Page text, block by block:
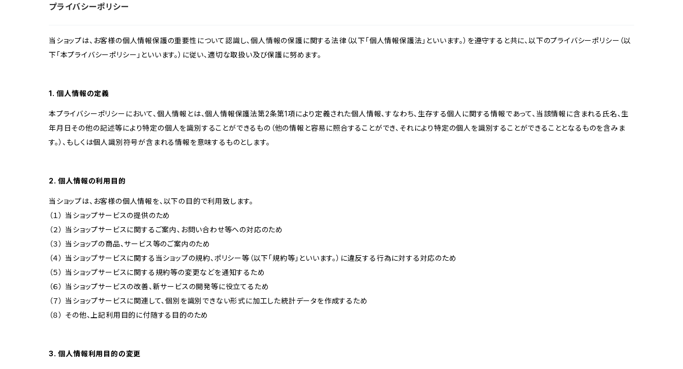
プライバシーポリシー
当ショップは、お客様の個人情報保護の重要性について認識し、個人情報の保護に関する法律（以下「個人情報保護法」といいます。）を遵守すると共に、以下のプライバシーポリシー（以
下「本プライバシーポリシー」といいます。）に従い、適切な取扱い及び保護に努めます。
1. 個人情報の定義
本プライバシーポリシーにおいて、個人情報とは、個人情報保護法第2条第1項により定義された個人情報、すなわち、生存する個人に関する情報であって、当該情報に含まれる氏名、生
年月日その他の記述等により特定の個人を識別することができるもの（他の情報と容易に照合することができ、それにより特定の個人を識別することができることとなるものを含みま
す。）、もしくは個人識別符号が含まれる情報を意味するものとします。
2. 個人情報の利用目的
当ショップは、お客様の個人情報を、以下の目的で利用致します。
（１） 当ショップサービスの提供のため
（２） 当ショップサービスに関するご案内、お問い合わせ等への対応のため
（３） 当ショップの商品、サービス等のご案内のため
（４） 当ショップサービスに関する当ショップの規約、ポリシー等（以下「規約等」といいます。）に違反する行為に対する対応のため
（５） 当ショップサービスに関する規約等の変更などを通知するため
（６） 当ショップサービスの改善、新サービスの開発等に役立てるため
（７） 当ショップサービスに関連して、個別を識別できない形式に加工した統計データを作成するため
（８） その他、上記利用目的に付随する目的のため
3. 個人情報利用目的の変更